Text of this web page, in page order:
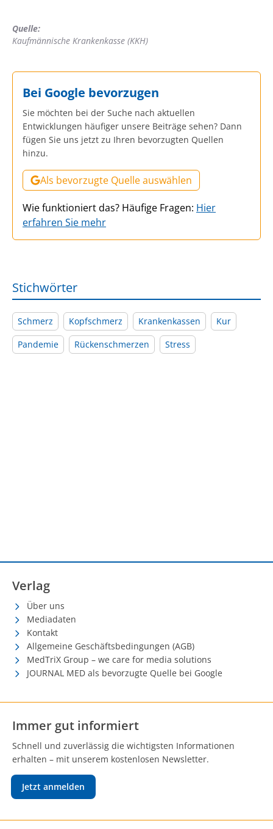
Quelle:
Kaufmännische Krankenkasse (KKH)
Bei Google bevorzugen
Sie möchten bei der Suche nach aktuellen
Entwicklungen häufiger unsere Beiträge sehen? Dann
fügen Sie uns jetzt zu Ihren bevorzugten Quellen
hinzu.
Als bevorzugte Quelle auswählen
Wie funktioniert das? Häufige Fragen: Hier
erfahren Sie mehr
Stichwörter
Schmerz Kopfschmerz Krankenkassen
Kur
Pandemie
Rückenschmerzen Stress
Verlag
Über uns
Mediadaten
Kontakt
Allgemeine Geschäftsbedingungen (AGB)
MedTriX Group – we care for media solutions
JOURNAL MED als bevorzugte Quelle bei Google
Immer gut informiert
Schnell und zuverlässig die wichtigsten Informationen
erhalten – mit unserem kostenlosen Newsletter.
Jetzt anmelden